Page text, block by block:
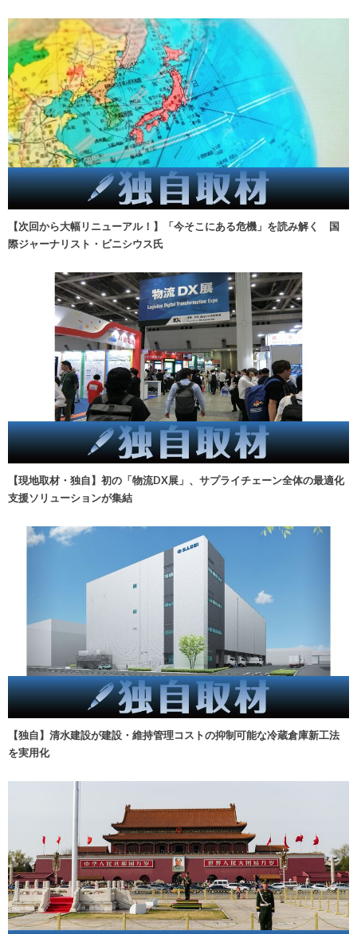
【次回から大幅リニューアル！】「今そこにある危機」を読み解く 国
際ジャーナリスト・ビニシウス氏
【現地取材・独自】初の「物流DX展」、サプライチェーン全体の最適化
支援ソリューションが集結
【独自】清水建設が建設・維持管理コストの抑制可能な冷蔵倉庫新工法
を実用化